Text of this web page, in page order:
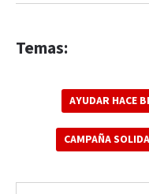
Temas:
AYUDAR HACE
CAMPAÑA